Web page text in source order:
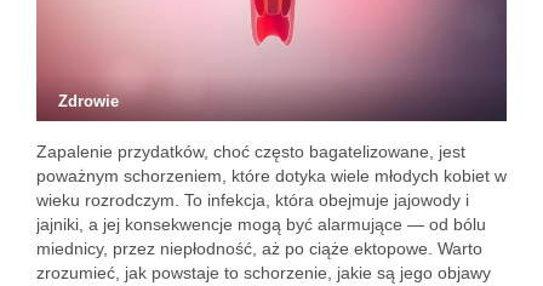
Zdrowie
Zapalenie przydatków, choć często bagatelizowane, jest
poważnym schorzeniem, które dotyka wiele młodych kobiet w
wieku rozrodczym. To infekcja, która obejmuje jajowody i
jajniki, a jej konsekwencje mogą być alarmujące — od bólu
miednicy, przez niepłodność, aż po ciąże ektopowe. Warto
zrozumieć, jak powstaje to schorzenie, jakie są jego objawy